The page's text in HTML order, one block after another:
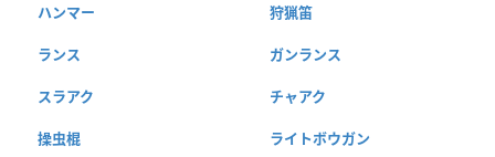
ハンマー 狩猟笛
ランス ガンランス
スラアク チャアク
操虫棍 ライトボウガン